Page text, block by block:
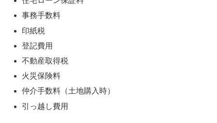
事務手数料
印紙税
登記費用
不動産取得税
火災保険料
仲介手数料（土地購入時）
引っ越し費用